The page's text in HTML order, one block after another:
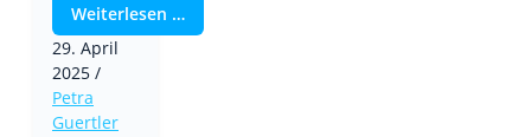
Weiterlesen …
29. April
2025 /
Petra
Guertler